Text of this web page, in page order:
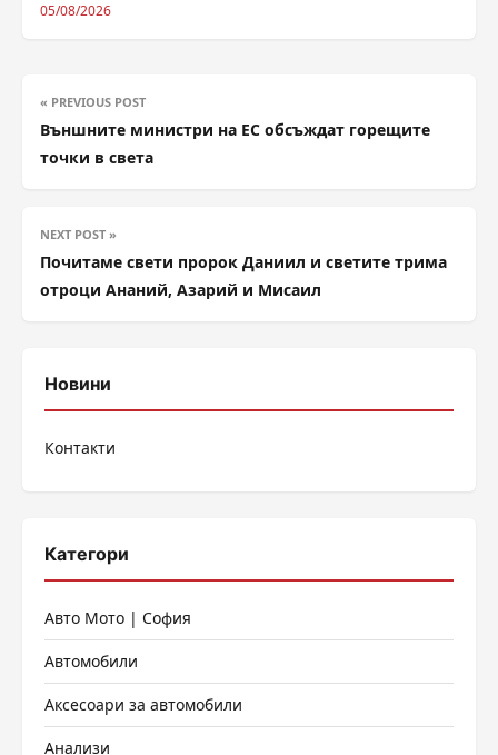
05/08/2026
« PREVIOUS POST
Външните министри на ЕС обсъждат горещите
точки в света
NEXT POST »
Почитаме свети пророк Даниил и светите трима
отроци Ананий, Азарий и Мисаил
Новини
Контакти
Категори
Авто Мото | София
Автомобили
Аксесоари за автомобили
Анализи